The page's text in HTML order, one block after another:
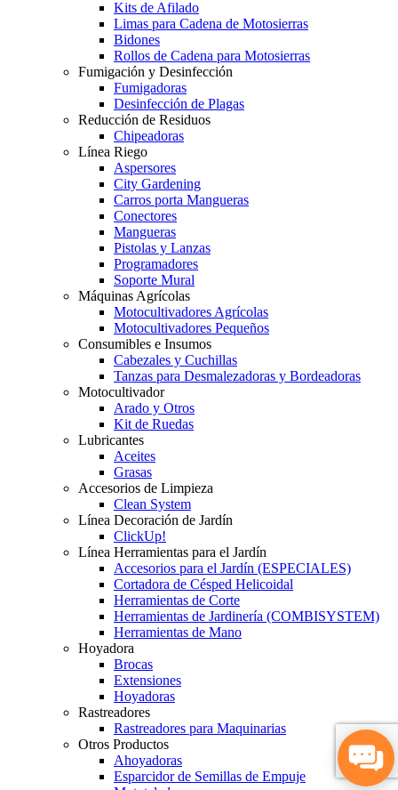
Kits de Afilado
Limas para Cadena de Motosierras
Bidones
Rollos de Cadena para Motosierras
Fumigación y Desinfección
Fumigadoras
Desinfección de Plagas
Reducción de Residuos
Chipeadoras
Línea Riego
Aspersores
City Gardening
Carros porta Mangueras
Conectores
Mangueras
Pistolas y Lanzas
Programadores
Soporte Mural
Máquinas Agrícolas
Motocultivadores Agrícolas
Motocultivadores Pequeños
Consumibles e Insumos
Cabezales y Cuchillas
Tanzas para Desmalezadoras y Bordeadoras
Motocultivador
Arado y Otros
Kit de Ruedas
Lubricantes
Aceites
Grasas
Accesorios de Limpieza
Clean System
Línea Decoración de Jardín
ClickUp!
Línea Herramientas para el Jardín
Accesorios para el Jardín (ESPECIALES)
Cortadora de Césped Helicoidal
Herramientas de Corte
Herramientas de Jardinería (COMBISYSTEM)
Herramientas de Mano
Hoyadora
Brocas
Extensiones
Hoyadoras
Rastreadores
Rastreadores para Maquinarias
Otros Productos
Ahoyadoras
Esparcidor de Semillas de Empuje